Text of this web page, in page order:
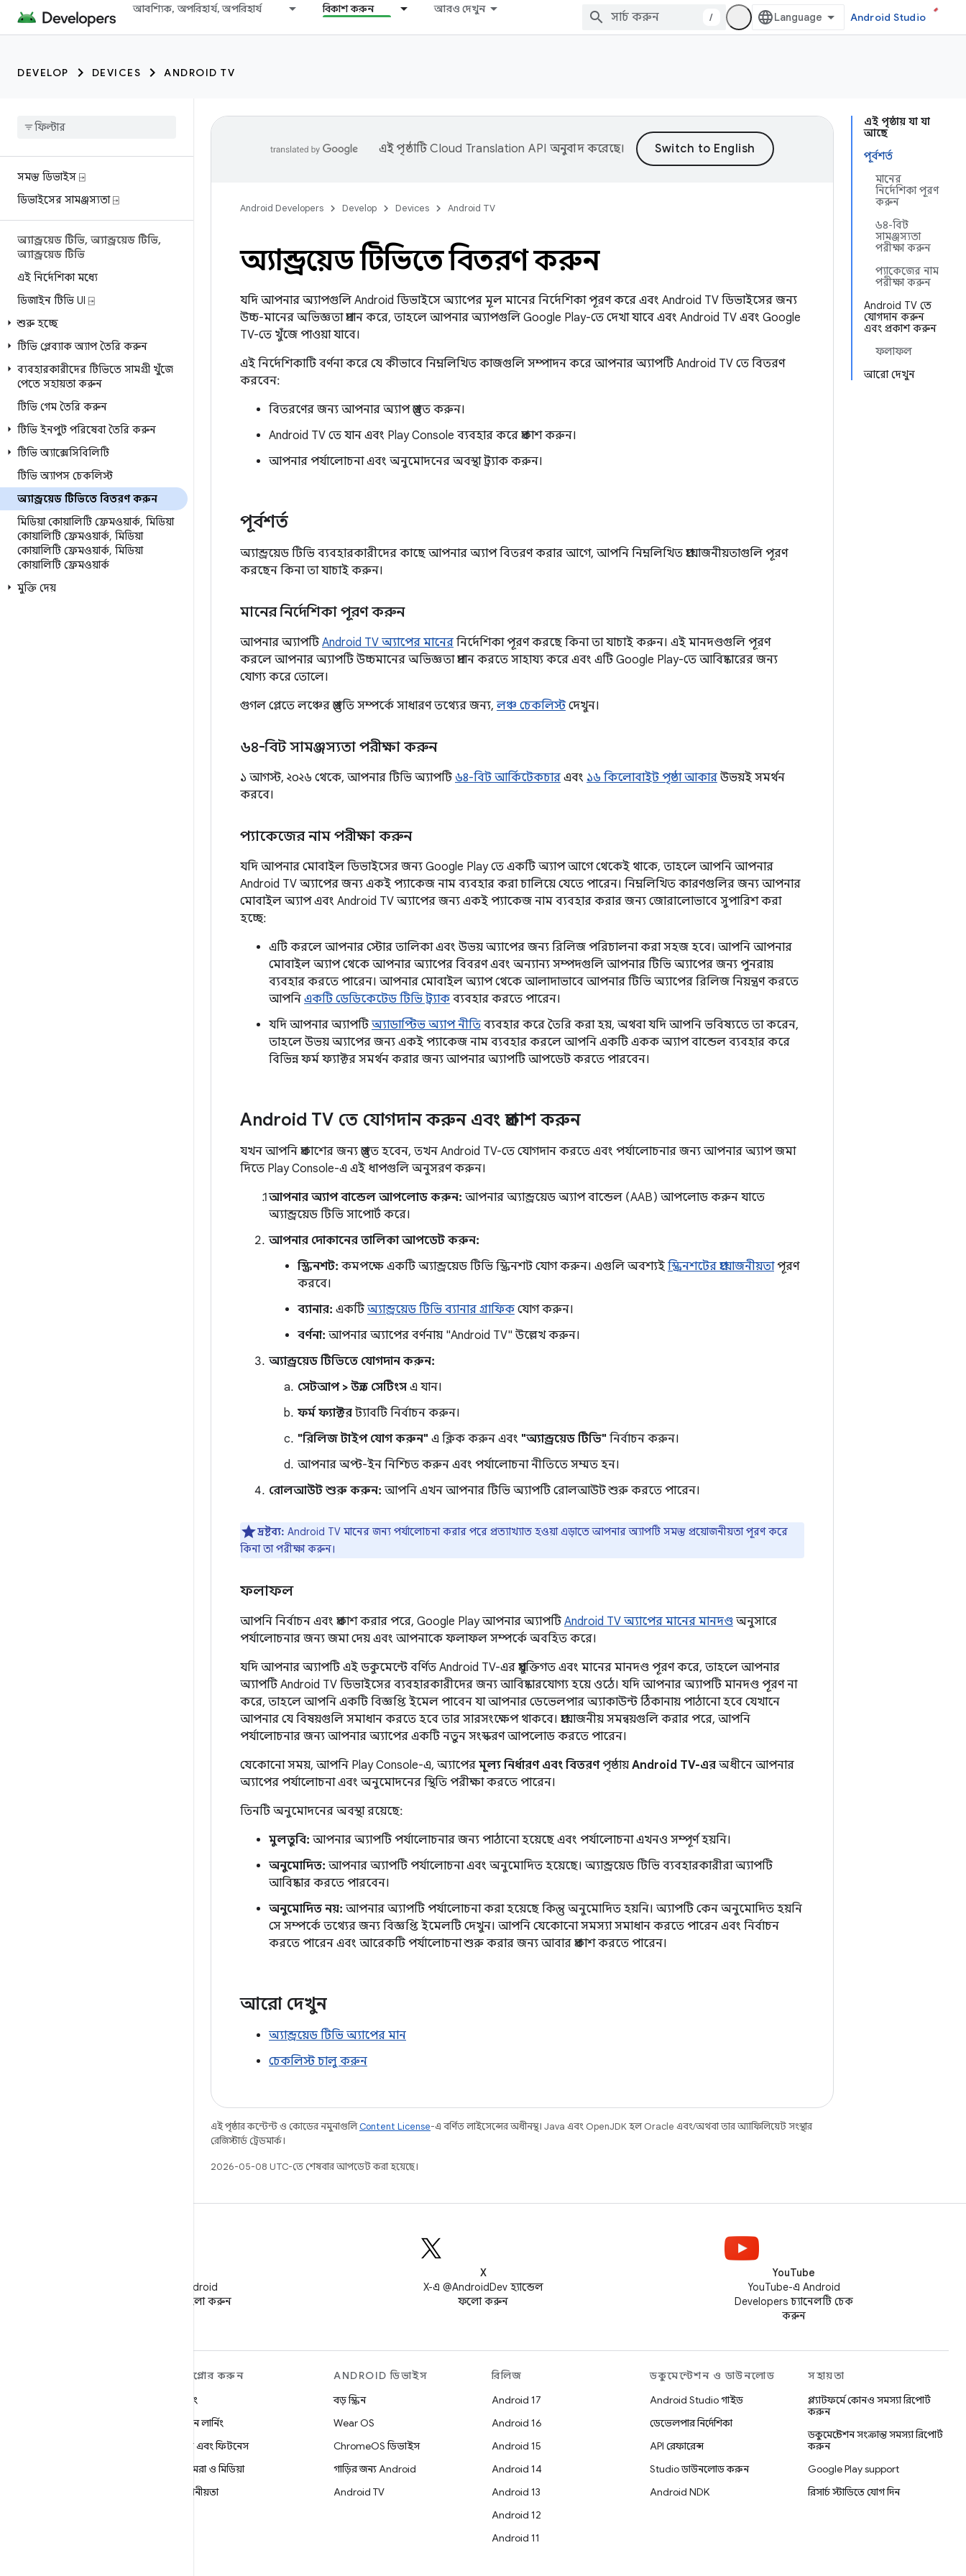
আবশ্যিক, অপরিহার্য, অপরিহার্য বিকাশ করুন আরও দেখুন
/ Android Studio
DEVELOP DEVICES ANDROID TV
সমস্ত ডিভাইস ⍈
ডিভাইসের সামঞ্জস্যতা ⍈
অ্যান্ড্রয়েড টিভি, অ্যান্ড্রয়েড টিভি,
অ্যান্ড্রয়েড টিভি
এই নির্দেশিকা মধ্যে
ডিজাইন টিভি UI ⍈
শুরু হচ্ছে
টিভি প্লেব্যাক অ্যাপ তৈরি করুন
ব্যবহারকারীদের টিভিতে সামগ্রী খুঁজে
পেতে সহায়তা করুন
টিভি গেম তৈরি করুন
টিভি ইনপুট পরিষেবা তৈরি করুন
টিভি অ্যাক্সেসিবিলিটি
টিভি অ্যাপস চেকলিস্ট
অ্যান্ড্রয়েড টিভিতে বিতরণ করুন
মিডিয়া কোয়ালিটি ফ্রেমওয়ার্ক, মিডিয়া
কোয়ালিটি ফ্রেমওয়ার্ক, মিডিয়া
কোয়ালিটি ফ্রেমওয়ার্ক, মিডিয়া
কোয়ালিটি ফ্রেমওয়ার্ক
মুক্তি দেয়
এই পৃষ্ঠায় যা যা
আছে
পূর্বশর্ত
মানের
নির্দেশিকা পূরণ
করুন
৬৪-বিট
সামঞ্জস্যতা
পরীক্ষা করুন
প্যাকেজের নাম
পরীক্ষা করুন
Android TV তে
যোগদান করুন
এবং প্রকাশ করুন
ফলাফল
আরো দেখুন
এই পৃষ্ঠাটিCloud Translation API অনুবাদ করেছে।
Android Developers Develop Devices Android TV
অ্যান্ড্রয়েড টিভিতে বিতরণ করুন
যদি আপনার অ্যাপগুলি Android ডিভাইসে অ্যাপের মূল মানের নির্দেশিকা পূরণ করে এবং Android TV ডিভাইসের জন্য
উচ্চ-মানের অভিজ্ঞতা প্রদান করে, তাহলে আপনার অ্যাপগুলি Google Play-তে দেখা যাবে এবং Android TV এবং Google
TV-তে খুঁজে পাওয়া যাবে।
এই নির্দেশিকাটি বর্ণনা করে যে কীভাবে নিম্নলিখিত কাজগুলি সম্পাদন করে আপনার অ্যাপটি Android TV তে বিতরণ
করবেন:
বিতরণের জন্য আপনার অ্যাপ প্রস্তুত করুন।
Android TV তে যান এবং Play Console ব্যবহার করে প্রকাশ করুন।
আপনার পর্যালোচনা এবং অনুমোদনের অবস্থা ট্র্যাক করুন।
পূর্বশর্ত
অ্যান্ড্রয়েড টিভি ব্যবহারকারীদের কাছে আপনার অ্যাপ বিতরণ করার আগে, আপনি নিম্নলিখিত প্রয়োজনীয়তাগুলি পূরণ
করছেন কিনা তা যাচাই করুন।
মানের নির্দেশিকা পূরণ করুন
আপনার অ্যাপটি Android TV অ্যাপের মানের নির্দেশিকা পূরণ করছে কিনা তা যাচাই করুন। এই মানদণ্ডগুলি পূরণ
করলে আপনার অ্যাপটি উচ্চমানের অভিজ্ঞতা প্রদান করতে সাহায্য করে এবং এটি Google Play-তে আবিষ্কারের জন্য
যোগ্য করে তোলে।
গুগল প্লেতে লঞ্চের প্রস্তুতি সম্পর্কে সাধারণ তথ্যের জন্য, লঞ্চ চেকলিস্টদেখুন।
৬৪-বিট সামঞ্জস্যতা পরীক্ষা করুন
১ আগস্ট, ২০২৬ থেকে, আপনার টিভি অ্যাপটি ৬৪-বিট আর্কিটেকচার এবং ১৬ কিলোবাইট পৃষ্ঠা আকার উভয়ই সমর্থন
করবে।
প্যাকেজের নাম পরীক্ষা করুন
যদি আপনার মোবাইল ডিভাইসের জন্য Google Play তে একটি অ্যাপ আগে থেকেই থাকে, তাহলে আপনি আপনার
Android TV অ্যাপের জন্য একই প্যাকেজ নাম ব্যবহার করা চালিয়ে যেতে পারেন। নিম্নলিখিত কারণগুলির জন্য আপনার
মোবাইল অ্যাপ এবং Android TV অ্যাপের জন্য একই প্যাকেজ নাম ব্যবহার করার জন্য জোরালোভাবে সুপারিশ করা
হচ্ছে:
এটি করলে আপনার স্টোর তালিকা এবং উভয় অ্যাপের জন্য রিলিজ পরিচালনা করা সহজ হবে। আপনি আপনার
মোবাইল অ্যাপ থেকে আপনার অ্যাপের বিবরণ এবং অন্যান্য সম্পদগুলি আপনার টিভি অ্যাপের জন্য পুনরায়
ব্যবহার করতে পারেন। আপনার মোবাইল অ্যাপ থেকে আলাদাভাবে আপনার টিভি অ্যাপের রিলিজ নিয়ন্ত্রণ করতে
আপনি একটি ডেডিকেটেড টিভি ট্র্যাক ব্যবহার করতে পারেন।
যদি আপনার অ্যাপটি অ্যাডাপ্টিভ অ্যাপ নীতি ব্যবহার করে তৈরি করা হয়, অথবা যদি আপনি ভবিষ্যতে তা করেন,
তাহলে উভয় অ্যাপের জন্য একই প্যাকেজ নাম ব্যবহার করলে আপনি একটি একক অ্যাপ বান্ডেল ব্যবহার করে
বিভিন্ন ফর্ম ফ্যাক্টর সমর্থন করার জন্য আপনার অ্যাপটি আপডেট করতে পারবেন।
Android TV তে যোগদান করুন এবং প্রকাশ করুন
যখন আপনি প্রকাশের জন্য প্রস্তুত হবেন, তখন Android TV-তে যোগদান করতে এবং পর্যালোচনার জন্য আপনার অ্যাপ জমা
দিতে Play Console-এ এই ধাপগুলি অনুসরণ করুন।
আপনার অ্যাপ বান্ডেল আপলোড করুন: আপনার অ্যান্ড্রয়েড অ্যাপ বান্ডেল (AAB) আপলোড করুন যাতে
অ্যান্ড্রয়েড টিভি সাপোর্ট করে।
আপনার দোকানের তালিকা আপডেট করুন:
স্ক্রিনশট: কমপক্ষে একটি অ্যান্ড্রয়েড টিভি স্ক্রিনশট যোগ করুন। এগুলি অবশ্যই স্ক্রিনশটের প্রয়োজনীয়তাপূরণ
করবে।
ব্যানার: একটি অ্যান্ড্রয়েড টিভি ব্যানার গ্রাফিক যোগ করুন।
বর্ণনা: আপনার অ্যাপের বর্ণনায় "Android TV" উল্লেখ করুন।
অ্যান্ড্রয়েড টিভিতে যোগদান করুন:
সেটআপ > উন্নত সেটিংস এ যান।
ফর্ম ফ্যাক্টর ট্যাবটি নির্বাচন করুন।
"রিলিজ টাইপ যোগ করুন" এ ক্লিক করুন এবং "অ্যান্ড্রয়েড টিভি" নির্বাচন করুন।
আপনার অপ্ট-ইন নিশ্চিত করুন এবং পর্যালোচনা নীতিতে সম্মত হন।
রোলআউট শুরু করুন: আপনি এখন আপনার টিভি অ্যাপটি রোলআউট শুরু করতে পারেন।
দ্রষ্টব্য: Android TV মানের জন্য পর্যালোচনা করার পরে প্রত্যাখ্যাত হওয়া এড়াতে আপনার অ্যাপটি সমস্ত প্রয়োজনীয়তা পূরণ করে
কিনা তা পরীক্ষা করুন।
ফলাফল
আপনি নির্বাচন এবং প্রকাশ করার পরে, Google Play আপনার অ্যাপটি Android TV অ্যাপের মানের মানদণ্ড অনুসারে
পর্যালোচনার জন্য জমা দেয় এবং আপনাকে ফলাফল সম্পর্কে অবহিত করে।
যদি আপনার অ্যাপটি এই ডকুমেন্টে বর্ণিত Android TV-এর প্রযুক্তিগত এবং মানের মানদণ্ড পূরণ করে, তাহলে আপনার
অ্যাপটি Android TV ডিভাইসের ব্যবহারকারীদের জন্য আবিষ্কারযোগ্য হয়ে ওঠে। যদি আপনার অ্যাপটি মানদণ্ড পূরণ না
করে, তাহলে আপনি একটি বিজ্ঞপ্তি ইমেল পাবেন যা আপনার ডেভেলপার অ্যাকাউন্ট ঠিকানায় পাঠানো হবে যেখানে
আপনার যে বিষয়গুলি সমাধান করতে হবে তার সারসংক্ষেপ থাকবে। প্রয়োজনীয় সমন্বয়গুলি করার পরে, আপনি
পর্যালোচনার জন্য আপনার অ্যাপের একটি নতুন সংস্করণ আপলোড করতে পারেন।
যেকোনো সময়, আপনি Play Console-এ, অ্যাপের মূল্য নির্ধারণ এবং বিতরণপৃষ্ঠায় Android TV-এর অধীনে আপনার
অ্যাপের পর্যালোচনা এবং অনুমোদনের স্থিতি পরীক্ষা করতে পারেন।
তিনটি অনুমোদনের অবস্থা রয়েছে:
মুলতুবি: আপনার অ্যাপটি পর্যালোচনার জন্য পাঠানো হয়েছে এবং পর্যালোচনা এখনও সম্পূর্ণ হয়নি।
অনুমোদিত: আপনার অ্যাপটি পর্যালোচনা এবং অনুমোদিত হয়েছে। অ্যান্ড্রয়েড টিভি ব্যবহারকারীরা অ্যাপটি
আবিষ্কার করতে পারবেন।
অনুমোদিত নয়: আপনার অ্যাপটি পর্যালোচনা করা হয়েছে কিন্তু অনুমোদিত হয়নি। অ্যাপটি কেন অনুমোদিত হয়নি
সে সম্পর্কে তথ্যের জন্য বিজ্ঞপ্তি ইমেলটি দেখুন। আপনি যেকোনো সমস্যা সমাধান করতে পারেন এবং নির্বাচন
করতে পারেন এবং আরেকটি পর্যালোচনা শুরু করার জন্য আবার প্রকাশ করতে পারেন।
আরো দেখুন
অ্যান্ড্রয়েড টিভি অ্যাপের মান
চেকলিস্ট চালু করুন
এই পৃষ্ঠার কন্টেন্ট ও কোডের নমুনাগুলিContent License-এ বর্ণিত লাইসেন্সের অধীনস্থ। Java এবং OpenJDK হল Oracle এবং/অথবা তার অ্যাফিলিয়েট সংস্থার
রেজিস্টার্ড ট্রেডমার্ক।
2026-05-08 UTC-তে শেষবার আপডেট করা হয়েছে।
WeChat-এ Android
ডেভেলপারদের ফলো করুন
X
X-এ @AndroidDev হ্যান্ডেল
ফলো করুন
YouTube
YouTube-এ Android
Developers চ্যানেলটি চেক
করুন
এক্সপ্লোর করুন
গেমিং
মেশিন লার্নিং
স্বাস্থ্য এবং ফিটনেস
ক্যামেরা ও মিডিয়া
গোপনীয়তা
ANDROID ডিভাইস
বড় স্ক্রিন
Wear OS
ChromeOS ডিভাইস
গাড়ির জন্য Android
Android TV
রিলিজ
Android 17
Android 16
Android 15
Android 14
Android 13
Android 12
Android 11
ডকুমেন্টেশন ও ডাউনলোড
Android Studio গাইড
ডেভেলপার নির্দেশিকা
API রেফারেন্স
Studio ডাউনলোড করুন
Android NDK
সহায়তা
প্ল্যাটফর্মে কোনও সমস্যা রিপোর্ট
করুন
ডকুমেন্টেশন সংক্রান্ত সমস্যা রিপোর্ট
করুন
Google Play support
রিসার্চ স্টাডিতে যোগ দিন